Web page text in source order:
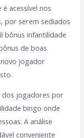
acessível nos
por serem sediados
bônus infantilidade
de boas
novo jogador
dos jogadores por
bingo onde
A análise
conveniente